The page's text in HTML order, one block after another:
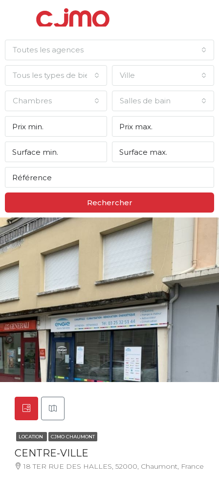
Toutes les agences
Tous les types de biens Ville
Chambres Salles de bain
Rechercher
LOCATION CJMO CHAUMONT
CENTRE-VILLE
18 TER RUE DES HALLES, 52000, Chaumont, France